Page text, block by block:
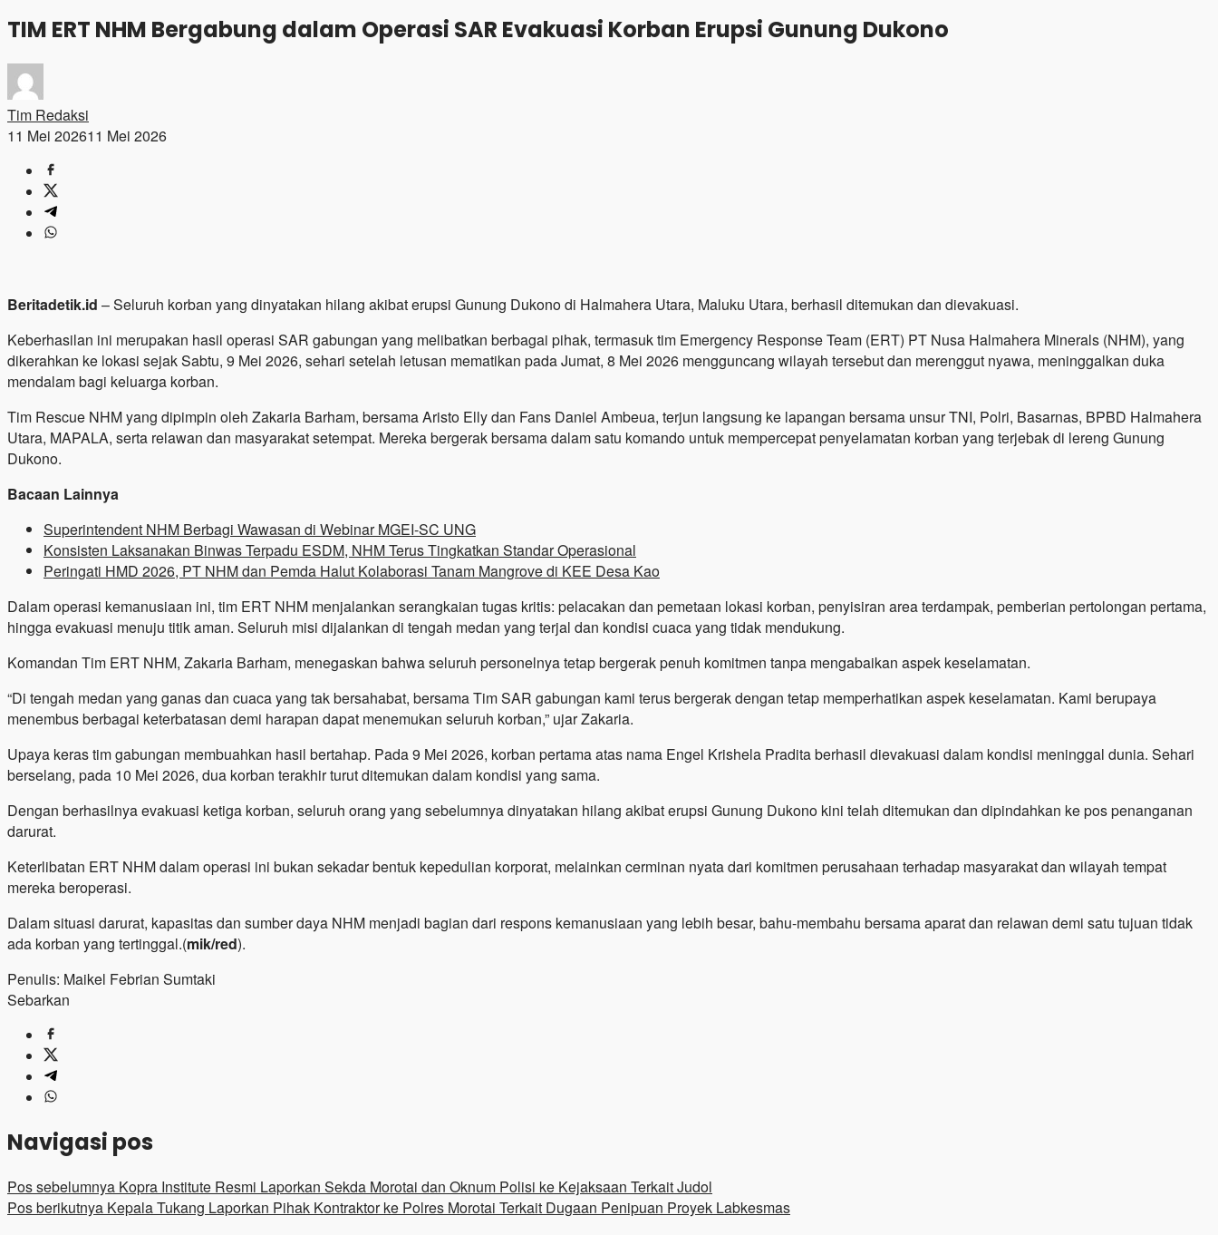
TIM ERT NHM Bergabung dalam Operasi SAR Evakuasi Korban Erupsi Gunung Dukono
Tim Redaksi
11 Mei 202611 Mei 2026
Beritadetik.id – Seluruh korban yang dinyatakan hilang akibat erupsi Gunung Dukono di Halmahera Utara, Maluku Utara, berhasil ditemukan dan dievakuasi.
Keberhasilan ini merupakan hasil operasi SAR gabungan yang melibatkan berbagai pihak, termasuk tim Emergency Response Team (ERT) PT Nusa Halmahera Minerals (NHM), yang
dikerahkan ke lokasi sejak Sabtu, 9 Mei 2026, sehari setelah letusan mematikan pada Jumat, 8 Mei 2026 mengguncang wilayah tersebut dan merenggut nyawa, meninggalkan duka
mendalam bagi keluarga korban.
Tim Rescue NHM yang dipimpin oleh Zakaria Barham, bersama Aristo Elly dan Fans Daniel Ambeua, terjun langsung ke lapangan bersama unsur TNI, Polri, Basarnas, BPBD Halmahera
Utara, MAPALA, serta relawan dan masyarakat setempat. Mereka bergerak bersama dalam satu komando untuk mempercepat penyelamatan korban yang terjebak di lereng Gunung
Dukono.
Bacaan Lainnya
Superintendent NHM Berbagi Wawasan di Webinar MGEI-SC UNG
Konsisten Laksanakan Binwas Terpadu ESDM, NHM Terus Tingkatkan Standar Operasional
Peringati HMD 2026, PT NHM dan Pemda Halut Kolaborasi Tanam Mangrove di KEE Desa Kao
Dalam operasi kemanusiaan ini, tim ERT NHM menjalankan serangkaian tugas kritis: pelacakan dan pemetaan lokasi korban, penyisiran area terdampak, pemberian pertolongan pertama,
hingga evakuasi menuju titik aman. Seluruh misi dijalankan di tengah medan yang terjal dan kondisi cuaca yang tidak mendukung.
Komandan Tim ERT NHM, Zakaria Barham, menegaskan bahwa seluruh personelnya tetap bergerak penuh komitmen tanpa mengabaikan aspek keselamatan.
“Di tengah medan yang ganas dan cuaca yang tak bersahabat, bersama Tim SAR gabungan kami terus bergerak dengan tetap memperhatikan aspek keselamatan. Kami berupaya
menembus berbagai keterbatasan demi harapan dapat menemukan seluruh korban,” ujar Zakaria.
Upaya keras tim gabungan membuahkan hasil bertahap. Pada 9 Mei 2026, korban pertama atas nama Engel Krishela Pradita berhasil dievakuasi dalam kondisi meninggal dunia. Sehari
berselang, pada 10 Mei 2026, dua korban terakhir turut ditemukan dalam kondisi yang sama.
Dengan berhasilnya evakuasi ketiga korban, seluruh orang yang sebelumnya dinyatakan hilang akibat erupsi Gunung Dukono kini telah ditemukan dan dipindahkan ke pos penanganan
darurat.
Keterlibatan ERT NHM dalam operasi ini bukan sekadar bentuk kepedulian korporat, melainkan cerminan nyata dari komitmen perusahaan terhadap masyarakat dan wilayah tempat
mereka beroperasi.
Dalam situasi darurat, kapasitas dan sumber daya NHM menjadi bagian dari respons kemanusiaan yang lebih besar, bahu-membahu bersama aparat dan relawan demi satu tujuan tidak
ada korban yang tertinggal.(mik/red).
Penulis: Maikel Febrian Sumtaki
Sebarkan
Navigasi pos
Pos sebelumnya Kopra Institute Resmi Laporkan Sekda Morotai dan Oknum Polisi ke Kejaksaan Terkait Judol
Pos berikutnya Kepala Tukang Laporkan Pihak Kontraktor ke Polres Morotai Terkait Dugaan Penipuan Proyek Labkesmas